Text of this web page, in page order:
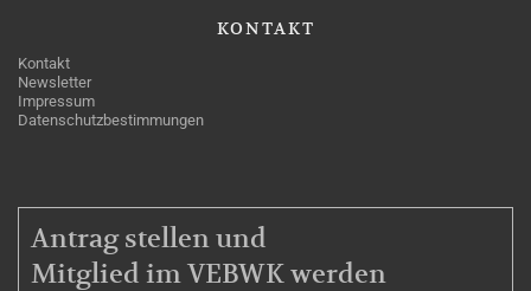
KONTAKT
Kontakt
Newsletter
Impressum
Datenschutzbestimmungen
MITGLIEDSCHAFT
Antrag stellen und
Mitglied im VEBWK werden